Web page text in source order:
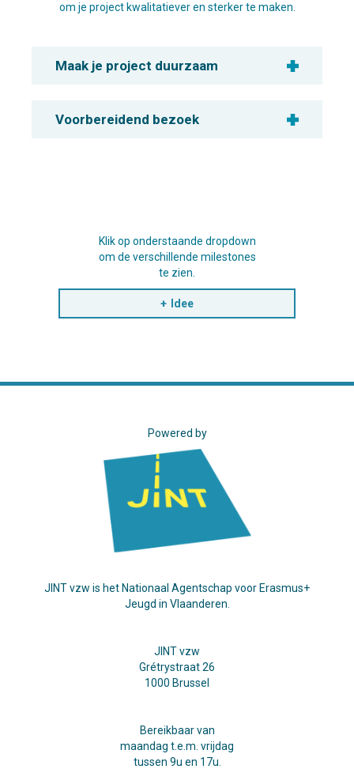
om je project kwalitatiever en sterker te maken.
Maak je project duurzaam
Voorbereidend bezoek
Klik op onderstaande dropdown
om de verschillende milestones
te zien.
Idee
Powered by
JINT vzw is het Nationaal Agentschap voor Erasmus+
Jeugd in Vlaanderen.
JINT vzw
Grétrystraat 26
1000 Brussel
Bereikbaar van
maandag t.e.m. vrijdag
tussen 9u en 17u.